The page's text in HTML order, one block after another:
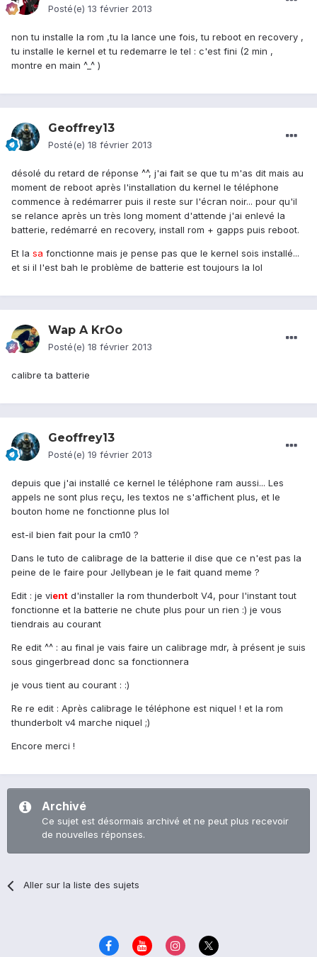
Posté(e) 13 février 2013
non tu installe la rom ,tu la lance une fois, tu reboot en recovery ,
tu installe le kernel et tu redemarre le tel : c'est fini (2 min ,
montre en main ^_^ )
Geoffrey13
Posté(e) 18 février 2013
désolé du retard de réponse ^^, j'ai fait se que tu m'as dit mais au
moment de reboot après l'installation du kernel le téléphone
commence à redémarrer puis il reste sur l'écran noir... pour qu'il
se relance après un très long moment d'attende j'ai enlevé la
batterie, redémarré en recovery, install rom + gapps puis reboot.
Et la sa fonctionne mais je pense pas que le kernel sois installé...
et si il l'est bah le problème de batterie est toujours la lol
Wap A KrOo
Posté(e) 18 février 2013
calibre ta batterie
Geoffrey13
Posté(e) 19 février 2013
depuis que j'ai installé ce kernel le téléphone ram aussi... Les
appels ne sont plus reçu, les textos ne s'affichent plus, et le
bouton home ne fonctionne plus lol
est-il bien fait pour la cm10 ?
Dans le tuto de calibrage de la batterie il dise que ce n'est pas la
peine de le faire pour Jellybean je le fait quand meme ?
Edit : je vient d'installer la rom thunderbolt V4, pour l'instant tout
fonctionne et la batterie ne chute plus pour un rien :) je vous
tiendrais au courant
Re edit ^^ : au final je vais faire un calibrage mdr, à présent je suis
sous gingerbread donc sa fonctionnera
je vous tient au courant : :)
Re re edit : Après calibrage le téléphone est niquel ! et la rom
thunderbolt v4 marche niquel ;)
Encore merci !
Archivé
Ce sujet est désormais archivé et ne peut plus recevoir
de nouvelles réponses.
Aller sur la liste des sujets